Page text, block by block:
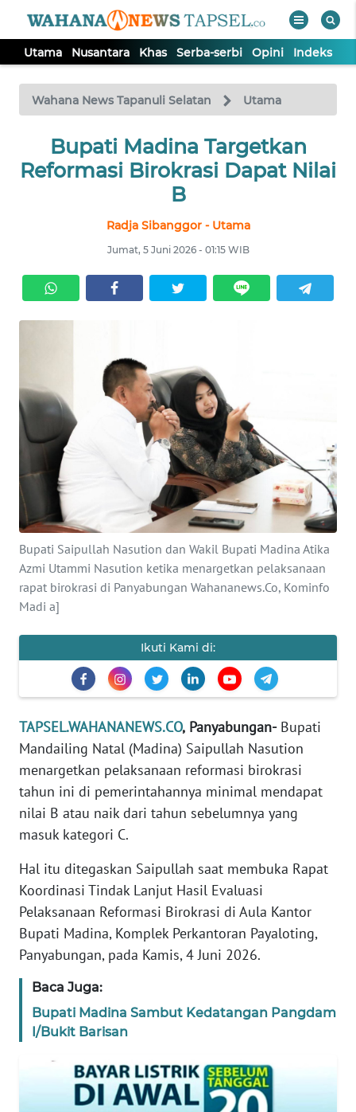
Utama Nusantara Khas Serba-serbi Opini Indeks
Wahana News Tapanuli Selatan Utama
Bupati Madina Targetkan
Reformasi Birokrasi Dapat Nilai
B
Radja Sibanggor - Utama
Jumat, 5 Juni 2026 - 01:15 WIB
Bupati Saipullah Nasution dan Wakil Bupati Madina Atika
Azmi Utammi Nasution ketika menargetkan pelaksanaan
rapat birokrasi di Panyabungan Wahananews.Co, Kominfo
Madi a]
Ikuti Kami di:
TAPSEL.WAHANANEWS.CO, Panyabungan-Bupati
Mandailing Natal (Madina) Saipullah Nasution
menargetkan pelaksanaan reformasi birokrasi
tahun ini di pemerintahannya minimal mendapat
nilai B atau naik dari tahun sebelumnya yang
masuk kategori C.
Hal itu ditegaskan Saipullah saat membuka Rapat
Koordinasi Tindak Lanjut Hasil Evaluasi
Pelaksanaan Reformasi Birokrasi di Aula Kantor
Bupati Madina, Komplek Perkantoran Payaloting,
Panyabungan, pada Kamis, 4 Juni 2026.
Baca Juga:
Bupati Madina Sambut Kedatangan Pangdam
I/Bukit Barisan
TV
Tutup
UTAMA
SERBA-
SERBI
INDEKS
BERITA
KONTAK
KAMI
INFO
IKLAN
TENTANG
KAMI
REDAKSI
KARIR
DISCLAIMER
News
Regional
WN
SUMUT
WN
JABAR